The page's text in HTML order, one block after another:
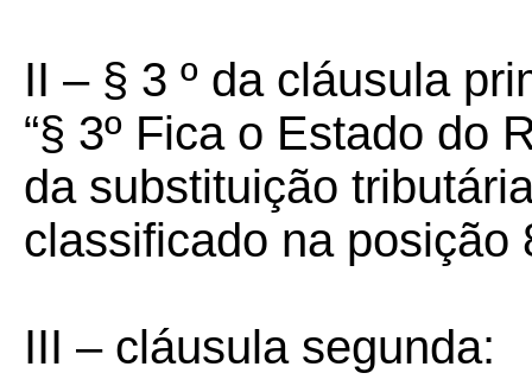
II – § 3 º da cláusula
“§ 3º Fica o Estado do
da substituição
classificado na posição
III – cláusula segunda: